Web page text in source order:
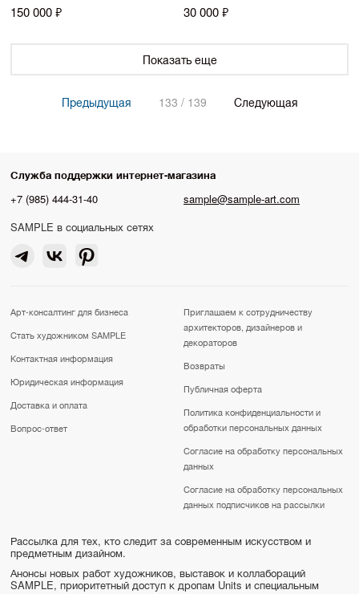
150 000 ₽ 30 000 ₽
Показать еще
Предыдущая 133 / 139 Следующая
Служба поддержки интернет-магазина
+7 (985) 444-31-40
sample@sample-art.com
SAMPLE в социальных сетях
Арт-консалтинг для бизнеса
Стать художником SAMPLE
Контактная информация
Юридическая информация
Доставка и оплата
Вопрос-ответ
Приглашаем к сотрудничеству
архитекторов, дизайнеров и
декораторов
Возвраты
Публичная оферта
Политика конфиденциальности и
обработки персональных данных
Согласие на обработку персональных
данных
Согласие на обработку персональных
данных подписчиков на рассылки
Рассылка для тех, кто следит за современным искусством и
предметным дизайном.
Анонсы новых работ художников, выставок и коллабораций
SAMPLE, приоритетный доступ к дропам Units и специальным